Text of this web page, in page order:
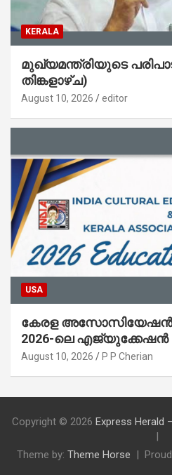
KERALA
മുഖ്യമന്ത്രിയുടെ
തിങ്കളാഴ്ച)
August 10, 2026 editor
USA
കേരള അസോസിയേഷൻ ഓഫ്
2026-ലെ
അപേക്ഷ ക്ഷണിച്ചു
August 10, 2026 P P Cherian
Copyright © 2026 Express Herald
Theme by: Theme Horse